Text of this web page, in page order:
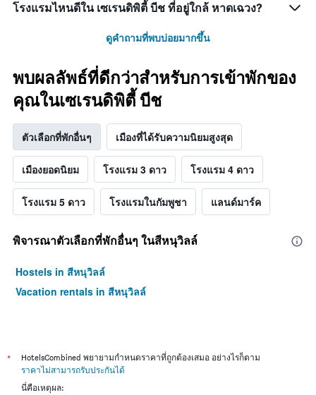
โรงแรมไหนดีใน เซเรนดิพิตี้ บีช ที่อยู่ใกล้ หาดเฉวง?
ดูคำถามที่พบบ่อยมากขึ้น
พบผลลัพธ์ที่ดีกว่าสำหรับการเข้าพักของ
คุณในเซเรนดิพิตี้ บีช
ตัวเลือกที่พักอื่นๆ เมืองที่ได้รับความนิยมสูงสุด
เมืองยอดนิยม โรงแรม 3 ดาว โรงแรม 4 ดาว
โรงแรม 5 ดาว โรงแรมในกัมพูชา แลนด์มาร์ค
พิจารณาตัวเลือกที่พักอื่นๆ ในสีหนุวิลล์
Hostels in สีหนุวิลล์
Vacation rentals in สีหนุวิลล์
*
HotelsCombined พยายามกำหนดราคาที่ถูกต้องเสมอ อย่างไรก็ตาม
ราคาไม่สามารถรับประกันได้
นี่คือเหตุผล: